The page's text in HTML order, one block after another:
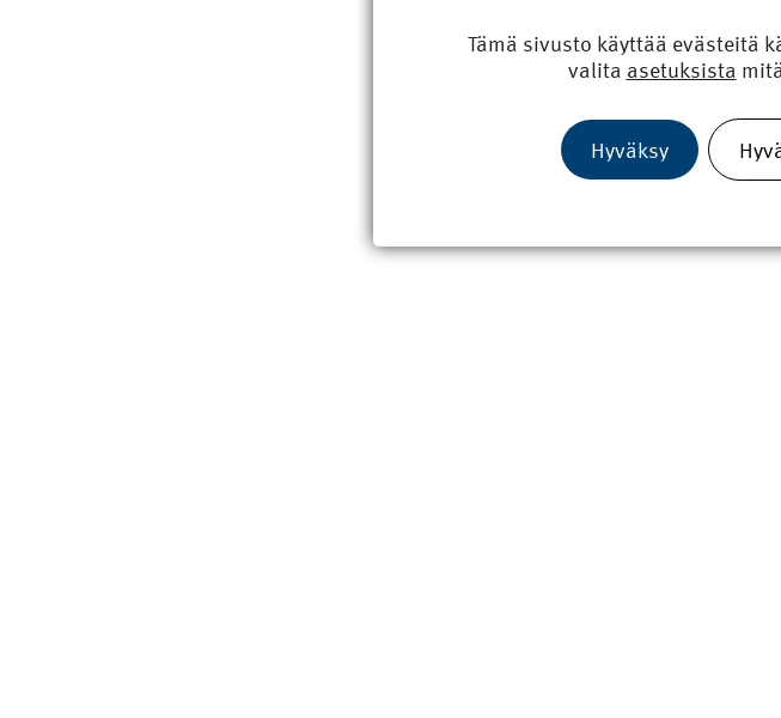
Tämä sivusto käyttää evästeitä
valita asetuksista
Hyväksy